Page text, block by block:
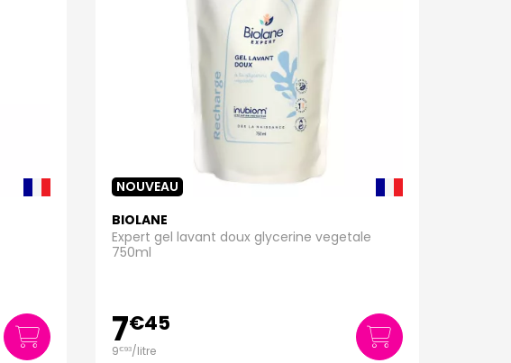
NOUVEAU
BIOLANE
Expert gel lavant doux glycerine vegetale
750ml
7€45
9€93/litre